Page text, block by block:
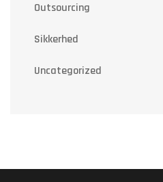
Outsourcing
Sikkerhed
Uncategorized